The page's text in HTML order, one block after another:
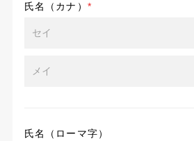
氏名（カナ） *
氏名（ローマ字）